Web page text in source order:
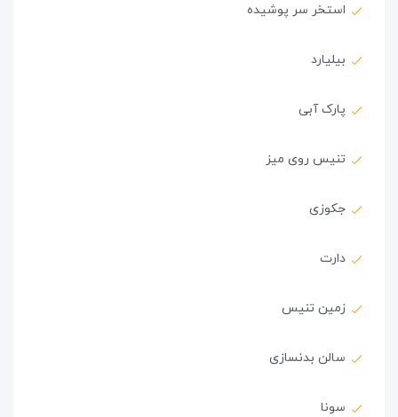
استخر سر پوشیده
بیلیارد
پارک آبی
تنیس روی میز
جکوزی
دارت
زمین تنیس
سالن بدنسازی
سونا